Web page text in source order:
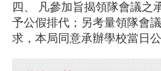
四、 凡參加旨揭領隊會議之
予公假排代；另考量領隊會
求，本局同意承辦學校當日